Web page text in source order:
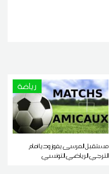
رياضة
مستقبل المرسى يفوز وديا أمام
الترجي الرياضي التونسي